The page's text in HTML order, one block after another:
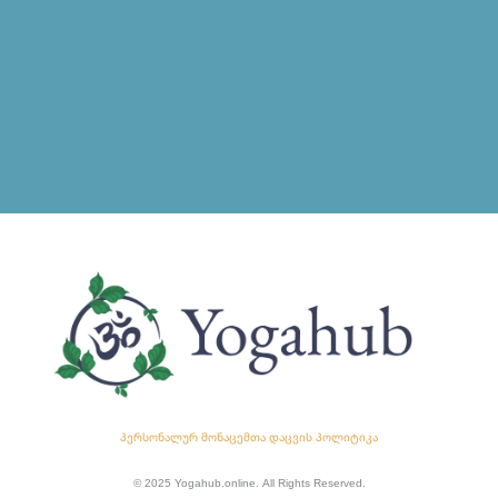
პერსონალურ მონაცემთა დაცვის პოლიტიკა
© 2025 Yogahub.online. All Rights Reserved.